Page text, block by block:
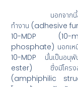
นอกจากนี้สารยึดติ
ทำงาน (adhesive
10-MDP (10-
phosphate) นอกเหนื
10-MDP นั้นเป็นอนุ
ester) ซึ่งมีโครงสร้า
(amphiphilic